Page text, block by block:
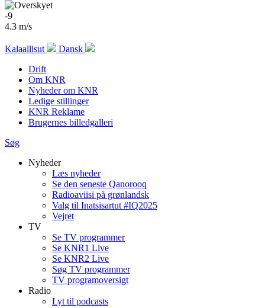
-9
4.3 m/s
Kalaallisut
Dansk
Drift
Om KNR
Nyheder om KNR
Ledige stillinger
KNR Reklame
Brugernes billedgalleri
Søg
Nyheder
Læs nyheder
Se den seneste Qanorooq
Radioaviisi på grønlandsk
Valg til Inatsisartut #IQ2025
Vejret
TV
Se TV programmer
Se KNR1 Live
Se KNR2 Live
Søg TV programmer
TV programoversigt
Radio
Lyt til podcasts